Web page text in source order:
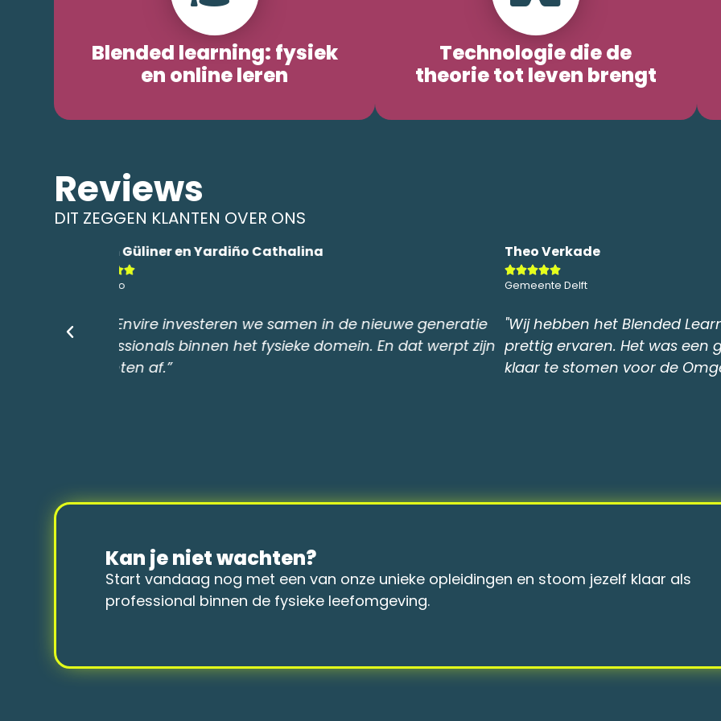
Blended learning: fysiek
en online leren
Technologie die de
theorie tot leven brengt
Reviews
DIT ZEGGEN KLANTEN OVER ONS
generatie
Theo Verkade

Gemeente Delft
"Wij hebben het Blended Learning van Envire als zeer
prettig ervaren. Het was een goede eerste stap om ons
klaar te stomen voor de Omgevingswet"
Rudi Bartels

Afdichting in de bouw
"Complimenten voor
inhoud!"
Kan je niet wachten?
Start vandaag nog met een van onze unieke opleidingen en stoom jezelf klaar als
professional binnen de fysieke leefomgeving.